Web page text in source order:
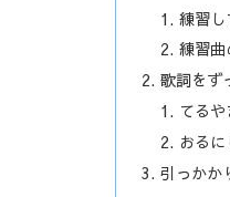
練習
練習
歌詞をず
てるや
おるに
引っかか